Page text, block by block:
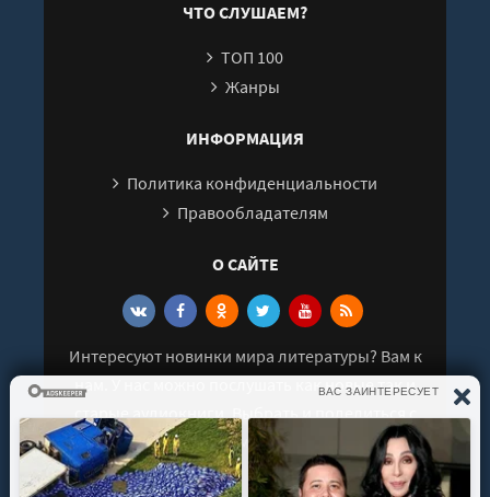
ЧТО СЛУШАЕМ?
ТОП 100
Жанры
ИНФОРМАЦИЯ
Политика конфиденциальности
Правообладателям
О САЙТЕ
Интересуют новинки мира литературы? Вам к
нам. У нас можно послушать как новые так и
старые аудиокниги. Выбрать и поделиться с
друзьями лучшими аудиокнигами!